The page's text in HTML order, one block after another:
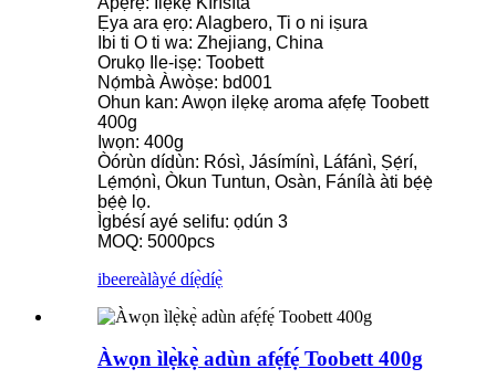
Ẹya ara ẹrọ: Alagbero, Ti o ni iṣura
Ibi ti O ti wa: Zhejiang, China
Orukọ Ile-iṣẹ: Toobett
Nọ́mbà Àwòṣe: bd001
Ohun kan: Awọn ilẹkẹ aroma afẹfẹ Toobett
400g
Iwọn: 400g
Òórùn dídùn: Rósì, Jásímínì, Láfánì, Ṣẹ́rí,
Lẹ́mọ́nì, Òkun Tuntun, Osàn, Fánílà àti bẹ́ẹ̀
bẹ́ẹ̀ lọ.
Ìgbésí ayé selifu: ọdún 3
MOQ: 5000pcs
ibeereàlàyé díẹ̀díẹ̀
Àwọn ìlẹ̀kẹ̀ adùn afẹ́fẹ́ Toobett 400g